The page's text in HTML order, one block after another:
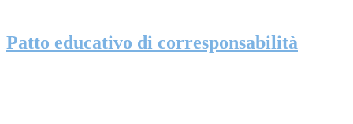
Patto educativo di corresponsabilità